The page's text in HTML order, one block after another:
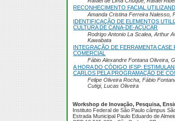
RECONHECIMENTO FACIAL
Amanda Cristina Ferreira Nalesso,
IDENTIFICAÇÃO DE ELEMENTOS
CULTURA DE CANA-DE-AÇÚCAR
Rodrigo Antonio La Scalea, Arthur
Kawabata
INTEGRAÇÃO DE FERRAMENTA
COMERCIAL
Fábio Alexandre Fontana Oliveira,
A HORA DO CÓDIGO IFSP:
CARLOS PELA PROGRAMAÇÃO DE
Felipe Oliveira Rocha, Fábio
Cutigi, Lucas Oliveira
Workshop de Inovação, Pesquisa,
Instituto Federal de São Paulo câmpus
Estrada Municipal Paulo Eduardo de